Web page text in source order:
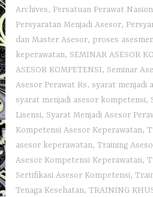
Archives, Persatuan Perawat
Persyaratan Menjadi Asesor,
dan Master Asesor, proses
keperawatan, SEMINAR ASESOR
ASESOR KOMPETENSI, Seminar
Asesor Perawat Rs,syarat menjadi
syarat menjadi asesor kompetensi,
Lisensi, Syarat Menjadi Asesor
Kompetensi Asesor Keperawatan,
asesor keperawatan,Training
Asesor Kompetensi Keperawatan,
Sertifikasi Asesor Kompetensi,
Tenaga Kesehatan,TRAINING